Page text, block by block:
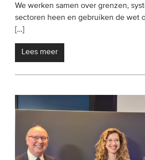
We werken samen over grenzen,
sectoren heen en gebruiken de wet
[…]
Lees meer